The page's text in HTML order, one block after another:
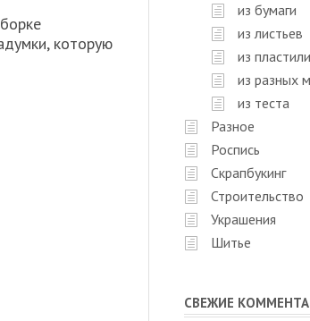
которую
из бумаги
из листьев
из
из разных
из теста
Разное
Роспись
Скрапбукинг
Строительство
Украшения
Шитье
СВЕЖИЕ